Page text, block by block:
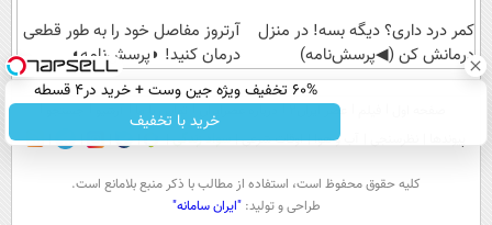
کنید
◀
پرسش
نامه ▶
کمر درد داری؟ دیگه بسه! در منزل
درمانش کن (◀پرسش‌نامه)
آرتروز مفاصل خود را به طور قطعی
درمان کنید! ◗پرسش‌نامه◖
60% تخفیف ویژه جین وست + خرید در4 قسطه
خرید با تخفیف
عصر ایران۲ درباره عصرایران تماس با ما
آب و هوا اوقات شرعی سواد زندگی
كليه حقوق محفوظ است، استفاده از مطالب با ذكر منبع بلامانع است.
طراحی و تولید:"ایران سامانه"